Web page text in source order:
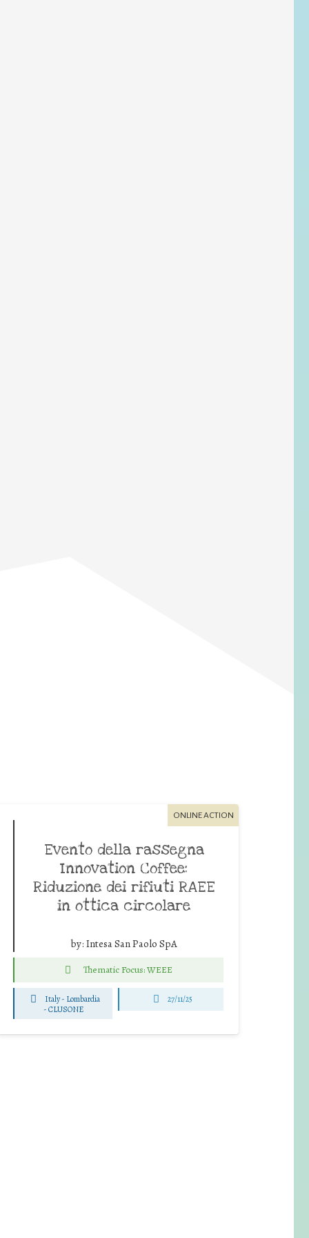
ONLINE ACTION
Evento della rassegna
Innovation Coffee:
Riduzione dei rifiuti RAEE
in ottica circolare
by: Intesa San Paolo SpA
Thematic Focus: WEEE
Italy - Lombardia
-CLUSONE
27/11/25